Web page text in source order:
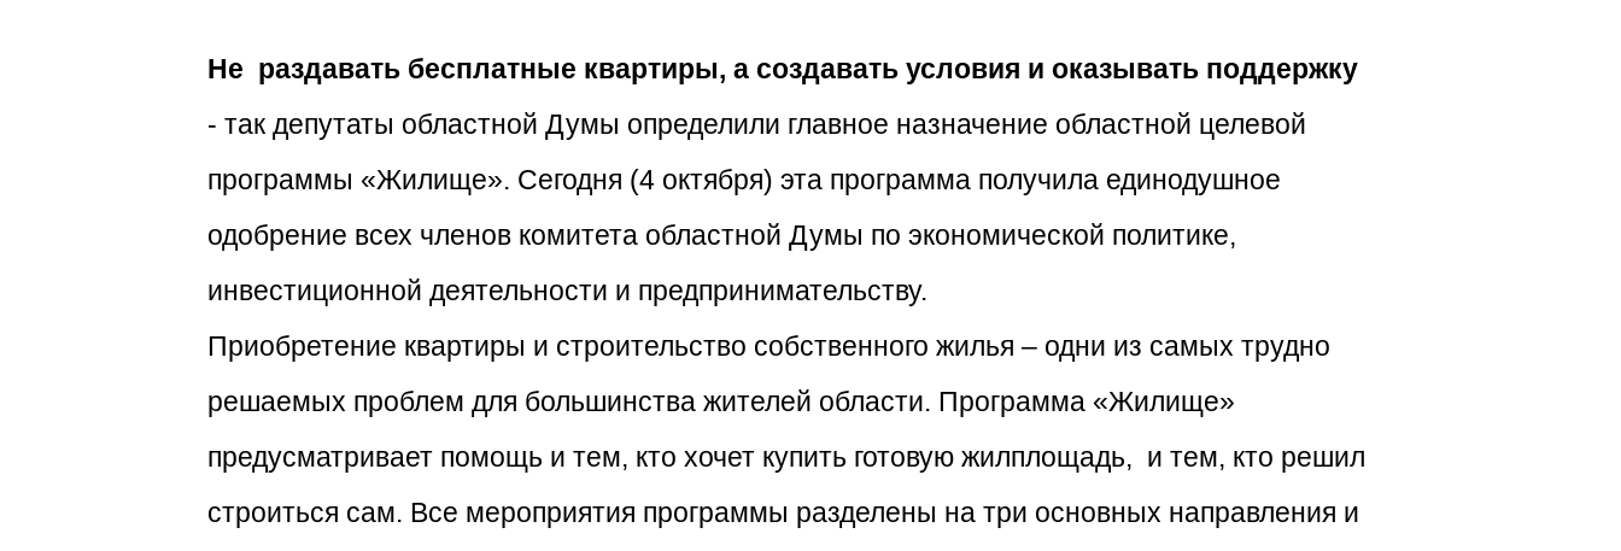
Не раздавать бесплатные квартиры, а создавать условия и оказывать поддержку
- так депутаты областной Думы определили главное назначение областной целевой
программы «Жилище». Сегодня (4 октября) эта программа получила единодушное
одобрение всех членов комитета областной Думы по экономической политике,
инвестиционной деятельности и предпринимательству.
Приобретение квартиры и строительство собственного жилья – одни из самых трудно
решаемых проблем для большинства жителей области. Программа «Жилище»
предусматривает помощь и тем, кто хочет купить готовую жилплощадь, и тем, кто решил
строиться сам. Все мероприятия программы разделены на три основных направления и